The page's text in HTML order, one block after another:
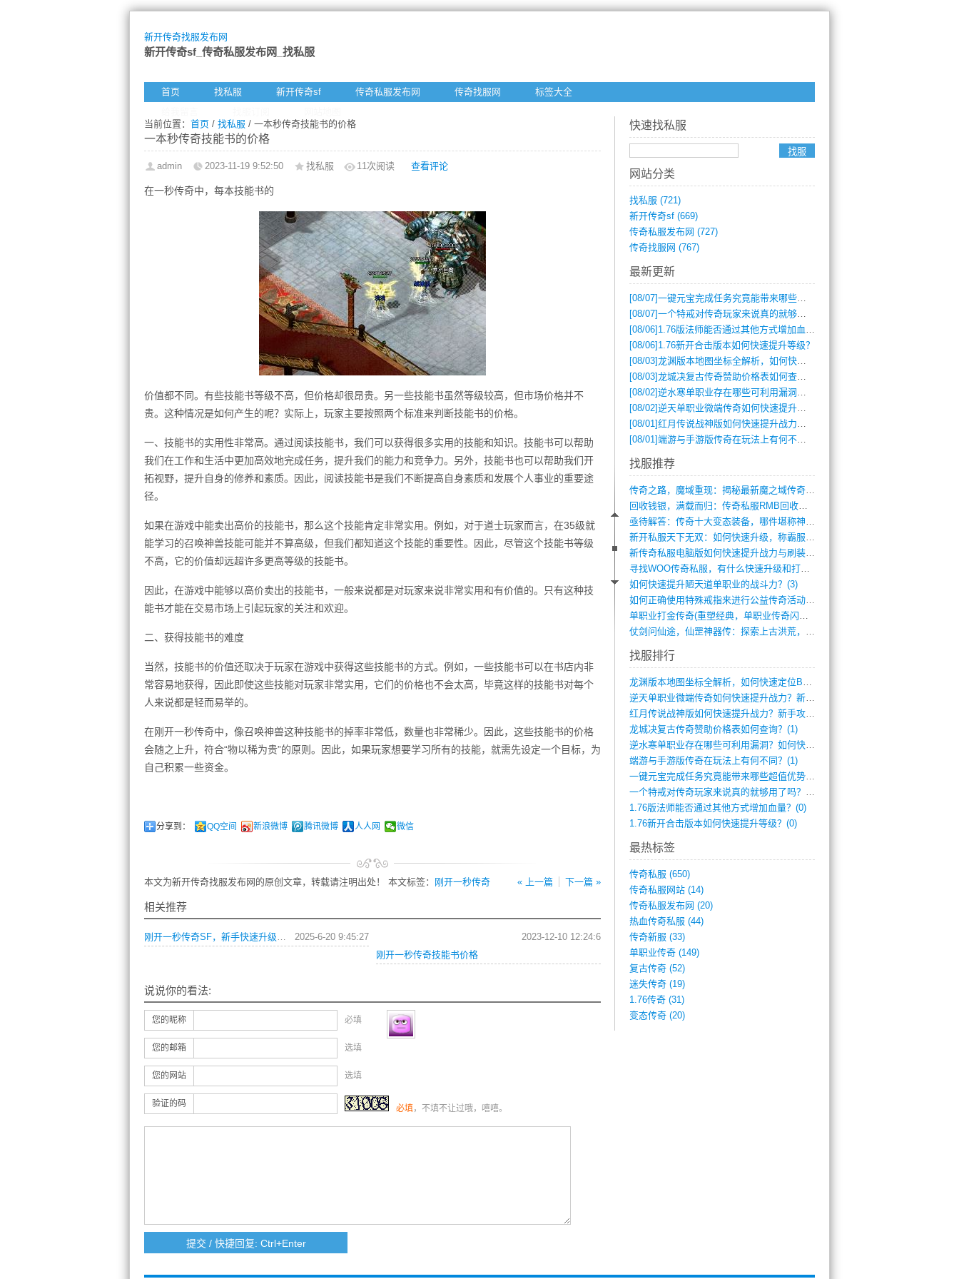
新开传奇找服发布网
新开传奇sf_传奇私服发布网_找私服
首页 找私服 新开传奇sf 传奇私服发布网 传奇找服网
标签大全
当前位置： 首页 / 找私服 / 一本秒传奇技能书的价格
一本秒传奇技能书的价格
admin 2023-11-19 9:52:50 找私服 11次阅读 查看评论
在一秒传奇中，每本技能书的
价值都不同。有些技能书等级不高，但价格却很昂贵。另一些技能书虽然等级较高，但市场价格并不
贵。这种情况是如何产生的呢？实际上，玩家主要按照两个标准来判断技能书的价格。
一、技能书的实用性非常高。通过阅读技能书，我们可以获得很多实用的技能和知识。技能书可以帮助
我们在工作和生活中更加高效地完成任务，提升我们的能力和竞争力。另外，技能书也可以帮助我们开
拓视野，提升自身的修养和素质。因此，阅读技能书是我们不断提高自身素质和发展个人事业的重要途
径。
如果在游戏中能卖出高价的技能书，那么这个技能肯定非常实用。例如，对于道士玩家而言，在35级就
能学习的召唤神兽技能可能并不算高级，但我们都知道这个技能的重要性。因此，尽管这个技能书等级
不高，它的价值却远超许多更高等级的技能书。
因此，在游戏中能够以高价卖出的技能书，一般来说都是对玩家来说非常实用和有价值的。只有这种技
能书才能在交易市场上引起玩家的关注和欢迎。
二、获得技能书的难度
当然，技能书的价值还取决于玩家在游戏中获得这些技能书的方式。例如，一些技能书可以在书店内非
常容易地获得，因此即使这些技能对玩家非常实用，它们的价格也不会太高，毕竟这样的技能书对每个
人来说都是轻而易举的。
在刚开一秒传奇中，像召唤神兽这种技能书的掉率非常低，数量也非常稀少。因此，这些技能书的价格
会随之上升，符合“物以稀为贵”的原则。因此，如果玩家想要学习所有的技能，就需先设定一个目标，为
自己积累一些资金。
分享到： QQ空间 新浪微博 腾讯微博 人人网 微信
« 上一篇 下一篇 »
本文为新开传奇找服发布网的原创文章，转载请注明出处！ 本文标签： 刚开一秒传奇
相关推荐
2025-6-20 9:45:27
刚开一秒传奇SF，新手快速升级打宝有什么秘诀？
2023-12-10 12:24:6
刚开一秒传奇技能书价格
说说你的看法:
您的昵称 必填
您的邮箱 选填
您的网站 选填
验证的码 必填，不填不让过哦，嘻嘻。
快速找私服
网站分类
找私服 (721)
新开传奇sf (669)
传奇私服发布网 (727)
传奇找服网 (767)
最新更新
[08/07]一键元宝完成任务究竟能带来哪些超值优势？
[08/07]一个特戒对传奇玩家来说真的就够用了吗？
[08/06] 1.76版法师能否通过其他方式增加血量？
[08/06] 1.76新开合击版本如何快速提升等级？
[08/03]龙渊版本地图坐标全解析，如何快速定位BOSS位置？
[08/03]龙城决复古传奇赞助价格表如何查询？
[08/02]逆水寒单职业存在哪些可利用漏洞？如何快速提升战力？
[08/02]逆天单职业微端传奇如何快速提升战力？新手必看攻略
[08/01]红月传说战神版如何快速提升战力？新手攻略全解析？
[08/01]端游与手游版传奇在玩法上有何不同？
找服推荐
传奇之路，魔域重现：揭秘最新魔之域传奇攻(712)
回收钱银，满载而归：传奇私服RMB回收装(548)
亟待解答：传奇十大变态装备，哪件堪称神器(347)
新开私服天下无双：如何快速升级，称霸服务(681)
新传奇私服电脑版如何快速提升战力与刷装备(835)
寻找WOO传奇私服，有什么快速升级和打宝(864)
如何快速提升陋天道单职业的战斗力？(3)
如何正确使用特殊戒指来进行公益传奇活动？(10)
单职业打金传奇(重塑经典，单职业传奇闪耀(10)
仗剑问仙途，仙罡神器传：探索上古洪荒，揭(813)
找服排行
龙渊版本地图坐标全解析，如何快速定位BO(3)
逆天单职业微端传奇如何快速提升战力？新手(2)
红月传说战神版如何快速提升战力？新手攻略(2)
龙城决复古传奇赞助价格表如何查询？(1)
逆水寒单职业存在哪些可利用漏洞？如何快速(1)
端游与手游版传奇在玩法上有何不同？(1)
一键元宝完成任务究竟能带来哪些超值优势？(0)
一个特戒对传奇玩家来说真的就够用了吗？(0)
1.76版法师能否通过其他方式增加血量？(0)
1.76新开合击版本如何快速提升等级？(0)
最热标签
传奇私服 (650)
传奇私服网站 (14)
传奇私服发布网 (20)
热血传奇私服 (44)
传奇新服 (33)
单职业传奇 (149)
复古传奇 (52)
迷失传奇 (19)
1.76传奇 (31)
变态传奇 (20)